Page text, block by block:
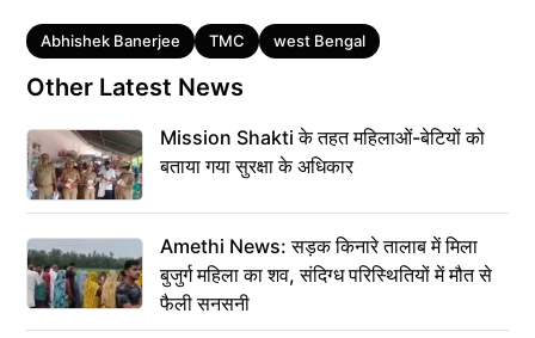
Tags
Abhishek Banerjee TMC west Bengal
Other Latest News
Mission Shakti के तहत महिलाओं-बेटियों को
बताया गया सुरक्षा के अधिकार
Amethi News: सड़क किनारे तालाब में मिला
बुजुर्ग महिला का शव, संदिग्ध परिस्थितियों में मौत से
फैली सनसनी